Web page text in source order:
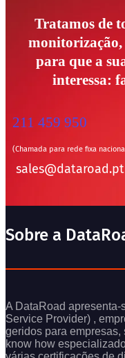
Tratamos de
para que a
interessa:
211 459 950
(Chamada para rede fixa
sales@dataroad.pt
Sobre a
A DataRoad apresenta-
Service Provider) ,
geridos para
know how